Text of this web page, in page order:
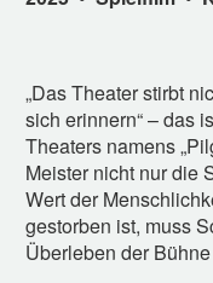
„Das Theater stirbt
sich erinnern“ – das
Theaters namens
Meister nicht nur die
Wert der
gestorben ist, muss
Überleben der